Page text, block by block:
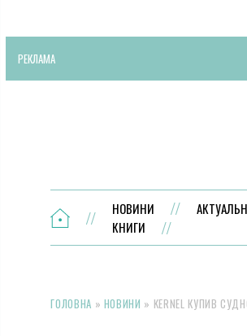
РЕКЛАМА
НОВИНИ
КНИГИ
ГОЛОВНА » НОВИНИ » KERNEL КУПИВ